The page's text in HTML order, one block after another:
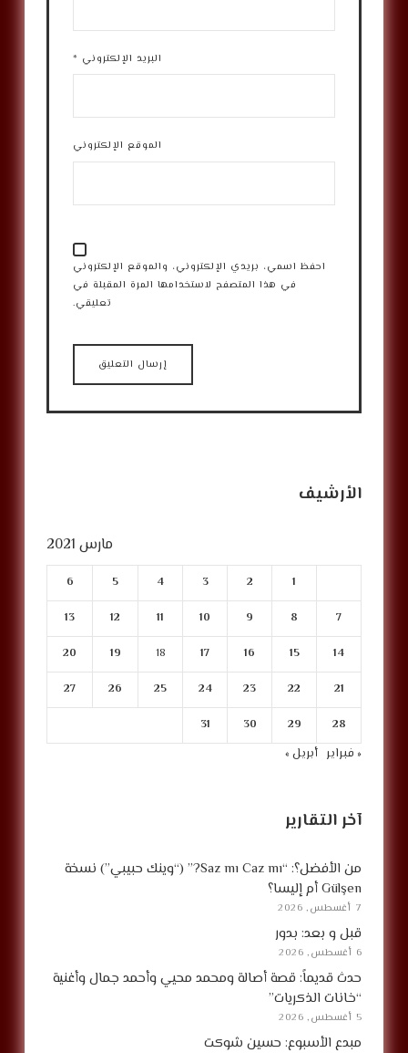
البريد الإلكتروني *
الموقع الإلكتروني
احفظ اسمي، بريدي الإلكتروني، والموقع الإلكتروني
في هذا المتصفح لاستخدامها المرة المقبلة في
تعليقي.
الأرشيف
مارس 2021
1
2
3
4
5
6
7
8
9
10
11
12
13
14
15
16
17
18
19
20
21
22
23
24
25
26
27
28
29
30
31
« فبراير أبريل »
آخر التقارير
من الأفضل؟: “Saz mı Caz mı?” (“وينك حبيبي”) نسخة
Gülşen أم إليسا؟
7 أغسطس, 2026
قبل و بعد: بدور
6 أغسطس, 2026
حدث قديماً: قصة أصالة ومحمد محيي وأحمد جمال وأغنية
“خانات الذكريات”
5 أغسطس, 2026
مبدع الأسبوع: حسين شوكت